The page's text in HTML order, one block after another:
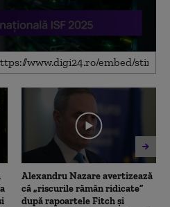
Alexandru Nazare avertizează
că „riscurile rămân ridicate”
după rapoartele Fitch și